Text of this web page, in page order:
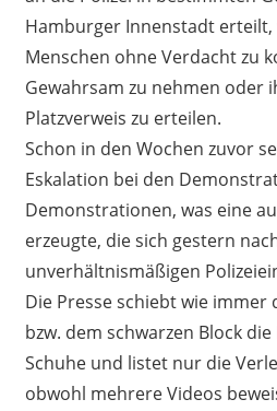
Hamburger Innenstadt
Menschen ohne Verdacht zu
Gewahrsam zu nehmen oder
Platzverweis zu erteilen.
Schon in den Wochen zuvor
Eskalation bei den
Demonstrationen, was eine
erzeugte, die sich gestern
unverhältnismäßigen
Die Presse schiebt wie
bzw. dem schwarzen Block
Schuhe und listet nur die
obwohl mehrere Videos